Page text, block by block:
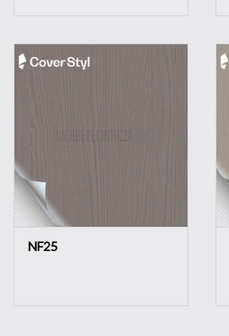
NF25